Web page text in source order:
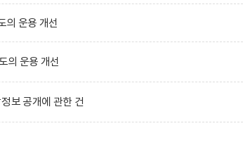
의 운용 개선
의 운용 개선
보 공개에 관한 건